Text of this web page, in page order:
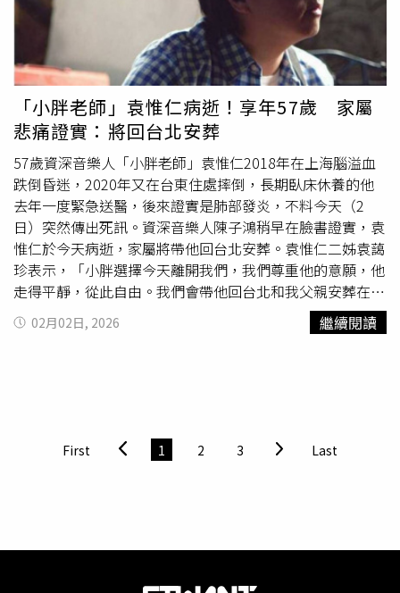
專輯。袁惟仁在1996年開始當製作人，為S.H.E、動力火
車、齊秦等歌手製作專輯，寫下亮眼成績。而袁惟仁在
1998年為天后那英寫的歌曲〈征服〉和〈夢醒了〉，都成
為熱門金曲。除了那英，袁惟仁也製作過不少好歌，包括王
菲的〈旋木〉、陶晶瑩的〈離開我〉和巫啟賢的〈愛情傀
儡〉等。袁惟仁在2000年推出個人同名專輯，一舉入圍第
12屆金曲獎最佳國語男演唱人獎。讓袁惟仁真正被台灣觀眾
認識的契機，就是他在2007年開始擔任選秀節目《超級星
光大道》評審，還留下經典口頭禪「加油，好嗎？」。之後
袁惟仁也成為大陸歌唱節目的熱門導師人選，但2018年他
到上海錄製節目《星動亞洲》，意外在飯店摔倒腦溢血，送
醫還發現腦部有腫瘤緊急切除。病倒的袁惟仁也面臨龐大醫
療費，即便當時節目製作方替他繳清醫療費，但在演藝圈人
緣好的他，陳建寧、王治平、陳子鴻、包小松、薛忠銘、周
治平等30位音樂人、製作人熱心合捐40萬元，盼能雪中送
炭。之後張宇還發起「小胖基金」，號召圈內人有錢出錢，
家人，分別是看護費及營養金。袁惟仁切除腦瘤後返台回台
東老家休養，但2020年在家中跌倒又撞傷頭部，成為植物
「小胖老師」袁惟仁病逝！享年57歲 家屬
悲痛證實：將回台北安葬
57歲資深音樂人「小胖老師」袁惟仁2018年在上海腦溢血
跌倒昏迷，2020年又在台東住處摔倒，長期臥床休養的他
去年一度緊急送醫，後來證實是肺部發炎，不料今天（2
日）突然傳出死訊。資深音樂人陳子鴻稍早在臉書證實，袁
惟仁於今天病逝，家屬將帶他回台北安葬。袁惟仁二姊袁藹
珍表示，「小胖選擇今天離開我們，我們尊重他的意願，他
走得平靜，從此自由。我們會帶他回台北和我父親安葬在一
起，一個有山有水他熟悉的地方。慶幸他留下很多歌曲，想
念他時聽，開車時聽，傷心時聽，平靜時聽……他無所不
專輯均獲得外界肯定。1996年，袁惟仁進入上華唱片製作
部，陸續擔任S.H.E、動力火車、齊秦、迪克牛仔、熊天
人一起推出《亞洲創作人原音大碟》，其演唱個人作品《征
02月02日, 2026 繼續閱讀
First 1 2 3 Last